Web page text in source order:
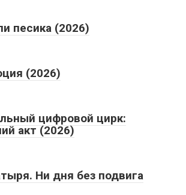
песика (2026)
(2026)
цифровой цирк:
акт (2026)
Ни дня без подвига